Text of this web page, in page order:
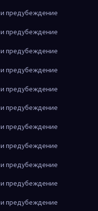
предубеждение
предубеждение
предубеждение
предубеждение
предубеждение
предубеждение
предубеждение
предубеждение
предубеждение
предубеждение
предубеждение